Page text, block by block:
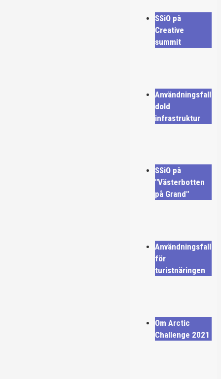
SSiO på
Creative
summit
Användningsfall
dold
infrastruktur
SSiO på
"Västerbotten
på Grand"
Användningsfall
för
turistnäringen
Om Arctic
Challenge 2021